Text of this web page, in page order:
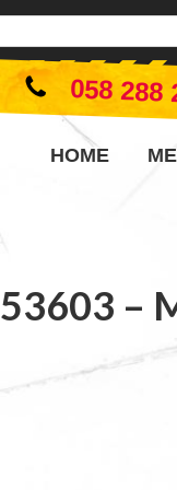
058 288
HOME
–